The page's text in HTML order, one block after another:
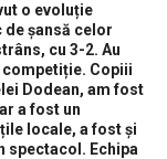
o evoluție
de șansă celor
cu 3-2. Au
Copiii
Dodean, am fost
a fost un
locale, a fost și
spectacol. Echipa